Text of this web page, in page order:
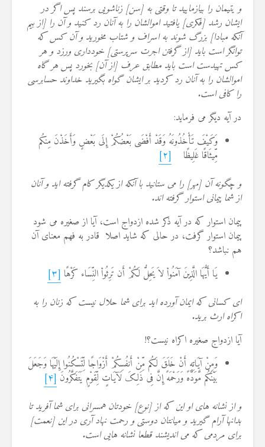
و یتیمان را بیازمایید تا وقتى به [سن] زناشویى برسند پس اگر در
ایشان رشد [فکرى] یافتید اموالشان را به آنان رد کنید و آن را [از بیم
آنکه مبادا] بزرگ شوند به اسراف و شتاب مخورید و آن کس که
توانگر است باید [از گرفتن اجرت سرپرستى] خوددارى ورزد و هر
کس تهیدست است باید مطابق عرف [از آن] بخورد پس هر گاه
اموالشان را به آنان رد کردید بر ایشان گواه بگیرید خداوند حسابرسى
را کافى است.
در آیه دیگر می فرماید:
وَکَیْفَ تَأْخُذُونَهُ وَقَدْ أَفْضَى بَعْضُکُمْ إِلَى بَعْضٍ وَأَخَذْنَ مِنکُم
مِّیثَاقًا غَلِیظًا [۲]
و چگونه آن [مهر] را مى‏ ستانید با آنکه از یکدیگر کام گرفته‏ اید و آنان
از شما پیمانى استوار گرفته ‏اند.
پیمان استوار که در آیه ذکر شده ازدواج است، آیا از صغیره می شود
پیمان استوار گرفت، در حالی که شاید اصلا قادر به فهم معنای آن
هم نباشد؟
یَا أَیُّهَا الَّذِینَ آمَنُواْ لاَ یَحِلُّ لَکُمْ أَن تَرِثُواْ النِّسَاء کَرْهًا [۳]
اى کسانى که ایمان آورده‏ اید براى شما حلال نیست که زنان را به
اکراه ارث برید.
آیا ازدواج صغیره اکراه نیست؟!
وَمِنْ آیَاتِهِ أَنْ خَلَقَ لَکُم مِّنْ أَنفُسِکُمْ أَزْوَاجًا لِّتَسْکُنُوا إِلَیْهَا وَجَعَلَ
بَیْنَکُم مَّوَدَّهً وَرَحْمَهً إِنَّ فِی ذَلِکَ لَآیَاتٍ لِّقَوْمٍ یَتَفَکَّرُونَ [۴]
و از نشانه‏ هاى او این که از [نوع] خودتان همسرانى براى شما آفرید تا
بدانها آرام گیرید و میانتان دوستى و رحمت نهاد آرى در این [نعمت]
براى مردمى که مى‏ اندیشند قطعا نشانه‏ هایى است.